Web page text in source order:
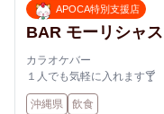
APOCA特別支援店
BAR モーリシャス
カラオケバー
１人でも気軽に入れます🍸
沖縄県 飲食